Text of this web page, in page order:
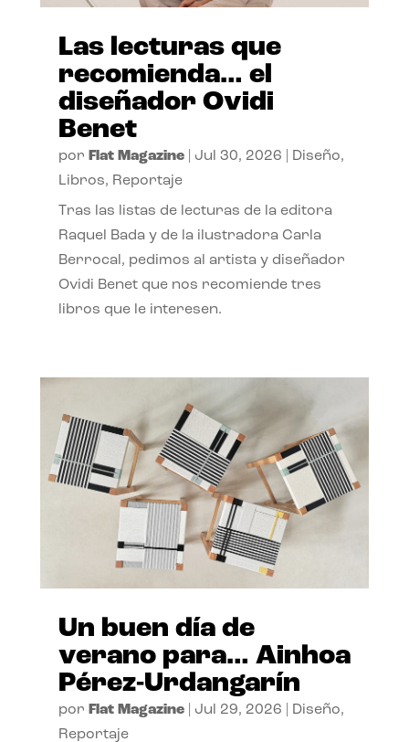
Las lecturas que
recomienda… el
diseñador Ovidi
Benet
por Flat Magazine| Jul 30, 2026 Diseño,
Libros, Reportaje
Tras las listas de lecturas de la editora
Raquel Bada y de la ilustradora Carla
Berrocal, pedimos al artista y diseñador
Ovidi Benet que nos recomiende tres
libros que le interesen.
Un buen día de
verano para… Ainhoa
Pérez-Urdangarín
por Flat Magazine| Jul 29, 2026 Diseño,
Reportaje